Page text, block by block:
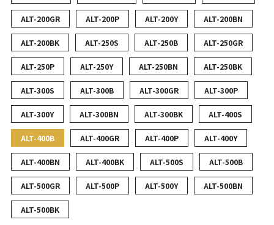
ALT-200GR ALT-200P ALT-200Y ALT-200BN
ALT-200BK ALT-250S ALT-250B ALT-250GR
ALT-250P ALT-250Y ALT-250BN ALT-250BK
ALT-300S ALT-300B ALT-300GR ALT-300P
ALT-300Y ALT-300BN ALT-300BK ALT-400S
ALT-400B ALT-400GR ALT-400P ALT-400Y
ALT-400BN ALT-400BK ALT-500S ALT-500B
ALT-500GR ALT-500P ALT-500Y ALT-500BN
ALT-500BK